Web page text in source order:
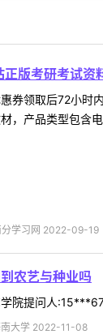
版考研考试资
券领取后72小时
，产品类型包含
分学习网 2022-09-19
农艺与种业吗
院提问人
大学 2022-11-08